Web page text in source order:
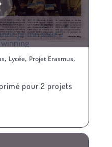
primé pour 2
, Lycée, Projet Erasmus,
pour 2 projets